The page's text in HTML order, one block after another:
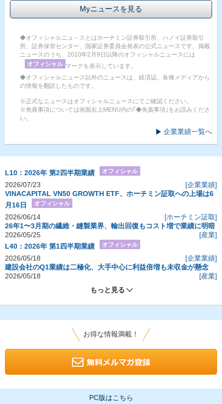
Myニュースを見る
◆オフィシャルニュ－スとはホーチミン証券取引所、ハノイ証券取引
所、証券保管センター、国家証券委員会発表の公式ニュースです。掲載
ニュースのうち、2010年2月9日以降のオフィシャルニュースには
オフィシャル マークを表示しています。
◆オフィシャルニュース以外のニュースは、経済誌、各種メディアから
の情報を翻訳したものです。
※正式なニュースはオフィシャルニュースにてご確認ください。
※免責事項については画面右上MENU内の｢◆免責事項｣をお読みくださ
い。
企業業績一覧へ
L10：2026年 第2四半期業績 オフィシャル
2026/07/23
[企業業績]
VINACAPITAL VN50 GROWTH ETF、ホーチミン証取への上場は6
月16日
オフィシャル
2026/06/14
[ホーチミン証取]
26年1〜3月期の繊維・縫製業界、輸出回復もコスト増で業績に明暗
2026/05/25
[産業]
L40：2026年 第1四半期業績
オフィシャル
2026/05/18
[企業業績]
建設会社のQ1業績は二極化、大手中心に利益倍増も未収金が懸念
2026/05/18
[産業]
もっと見る
お得な情報満載！
PC版はこちら